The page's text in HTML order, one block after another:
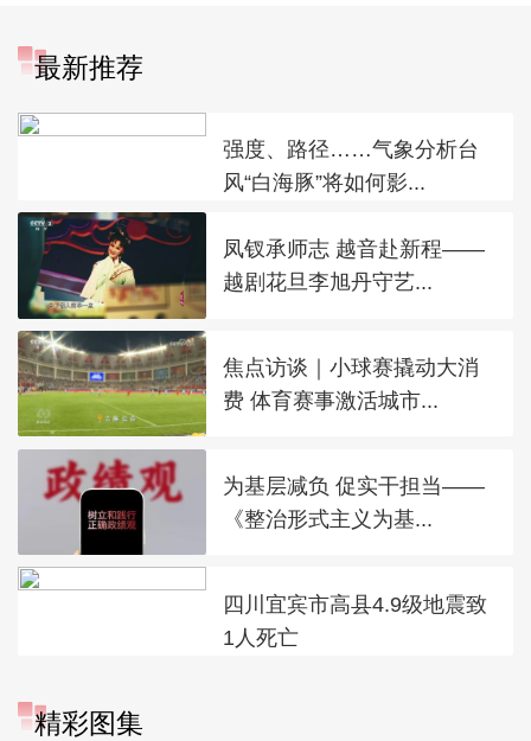
最新推荐
强度、路径……气象分析台
风“白海豚”将如何影...
凤钗承师志 越音赴新程——
越剧花旦李旭丹守艺...
焦点访谈｜小球赛撬动大消
费 体育赛事激活城市...
为基层减负 促实干担当——
《整治形式主义为基...
四川宜宾市高县4.9级地震致
1人死亡
精彩图集